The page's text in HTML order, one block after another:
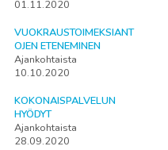
01.11.2020
VUOKRAUSTOIMEKSIANT
OJEN ETENEMINEN
Ajankohtaista
10.10.2020
KOKONAISPALVELUN
HYÖDYT
Ajankohtaista
28.09.2020